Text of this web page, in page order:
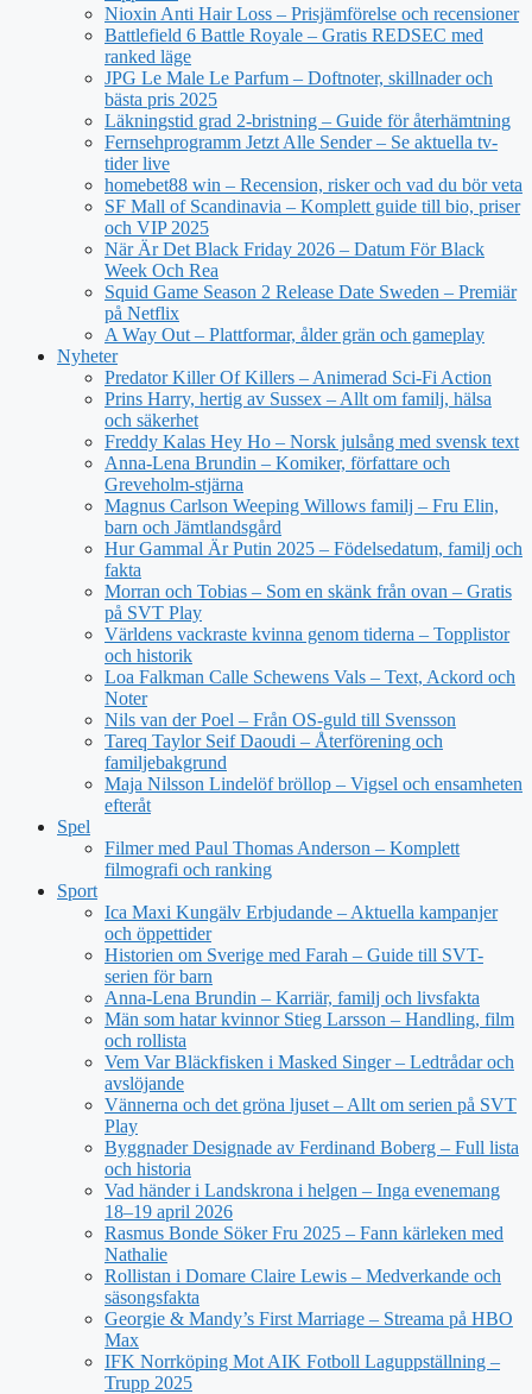
Nioxin Anti Hair Loss – Prisjämförelse och recensioner
Battlefield 6 Battle Royale – Gratis REDSEC med
ranked läge
JPG Le Male Le Parfum – Doftnoter, skillnader och
bästa pris 2025
Läkningstid grad 2-bristning – Guide för återhämtning
Fernsehprogramm Jetzt Alle Sender – Se aktuella tv-
tider live
homebet88 win – Recension, risker och vad du bör veta
SF Mall of Scandinavia – Komplett guide till bio, priser
och VIP 2025
När Är Det Black Friday 2026 – Datum För Black
Week Och Rea
Squid Game Season 2 Release Date Sweden – Premiär
på Netflix
A Way Out – Plattformar, ålder grän och gameplay
Nyheter
Predator Killer Of Killers – Animerad Sci-Fi Action
Prins Harry, hertig av Sussex – Allt om familj, hälsa
och säkerhet
Freddy Kalas Hey Ho – Norsk julsång med svensk text
Anna-Lena Brundin – Komiker, författare och
Greveholm-stjärna
Magnus Carlson Weeping Willows familj – Fru Elin,
barn och Jämtlandsgård
Hur Gammal Är Putin 2025 – Födelsedatum, familj och
fakta
Morran och Tobias – Som en skänk från ovan – Gratis
på SVT Play
Världens vackraste kvinna genom tiderna – Topplistor
och historik
Loa Falkman Calle Schewens Vals – Text, Ackord och
Noter
Nils van der Poel – Från OS-guld till Svensson
Tareq Taylor Seif Daoudi – Återförening och
familjebakgrund
Maja Nilsson Lindelöf bröllop – Vigsel och ensamheten
efteråt
Spel
Filmer med Paul Thomas Anderson – Komplett
filmografi och ranking
Sport
Ica Maxi Kungälv Erbjudande – Aktuella kampanjer
och öppettider
Historien om Sverige med Farah – Guide till SVT-
serien för barn
Anna-Lena Brundin – Karriär, familj och livsfakta
Män som hatar kvinnor Stieg Larsson – Handling, film
och rollista
Vem Var Bläckfisken i Masked Singer – Ledtrådar och
avslöjande
Vännerna och det gröna ljuset – Allt om serien på SVT
Play
Byggnader Designade av Ferdinand Boberg – Full lista
och historia
Vad händer i Landskrona i helgen – Inga evenemang
18–19 april 2026
Rasmus Bonde Söker Fru 2025 – Fann kärleken med
Nathalie
Rollistan i Domare Claire Lewis – Medverkande och
säsongsfakta
Georgie & Mandy’s First Marriage – Streama på HBO
Max
IFK Norrköping Mot AIK Fotboll Laguppställning –
Trupp 2025